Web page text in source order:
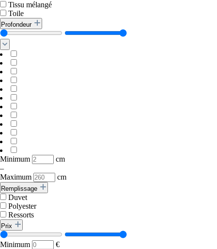
Tissu mélangé
Toile
Profondeur
Minimum
cm
–
Maximum
cm
Remplissage
Duvet
Polyester
Ressorts
Prix
Minimum
€